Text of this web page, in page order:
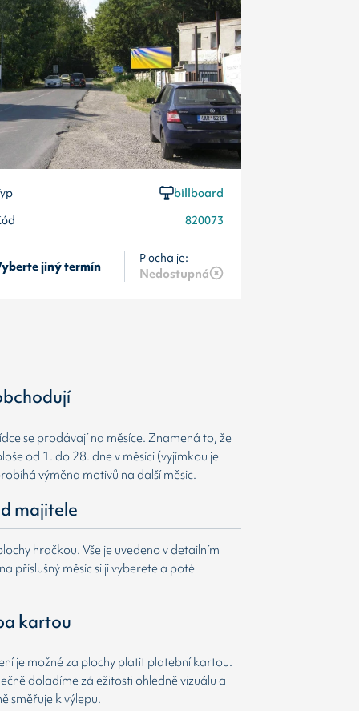
billboard
820073
jiný termín Plocha je:
Nedostupná
se prodávají na měsíce. Znamená to, že
od 1. do 28. dne v měsíci (vyjímkou je
výměna motivů na další měsic.
majitele
hračkou. Vše je uvedeno v detailním
příslušný měsíc si ji vyberete a poté
kartou
je možné za plochy platit platební kartou.
doladíme záležitosti ohledně vizuálu a
směřuje k výlepu.